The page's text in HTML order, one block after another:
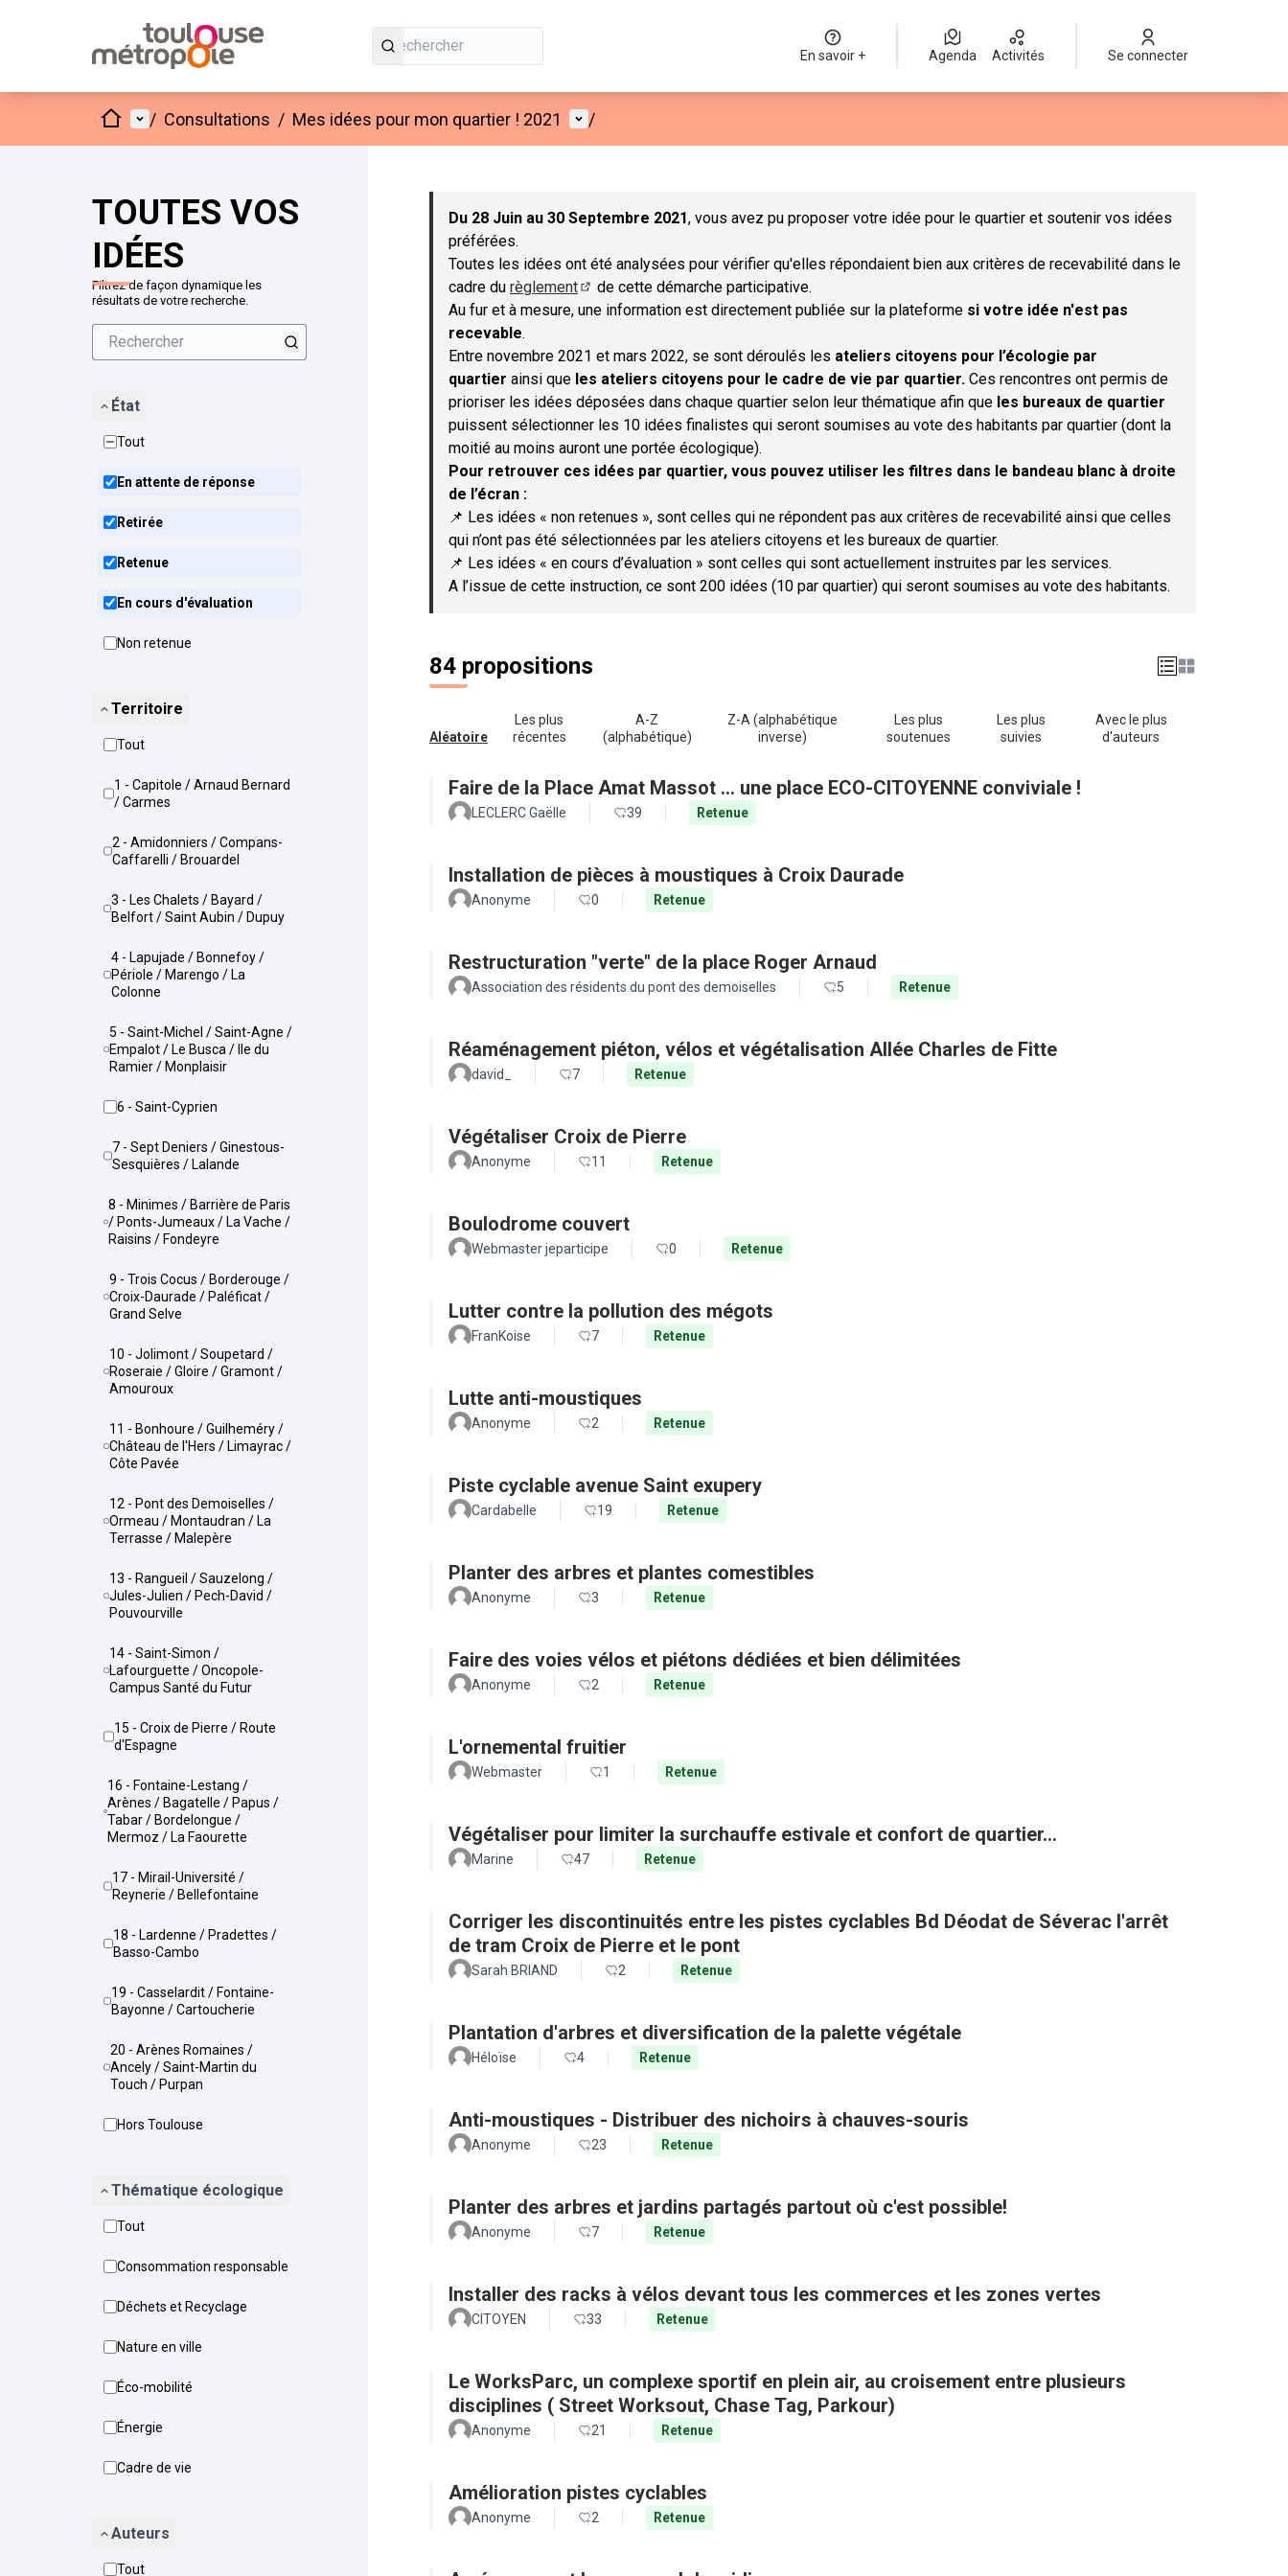
En savoir + Agenda Activités Se connecter
AccueilMenu principal
/ Consultations / Mes idées pour mon quartier ! 2021 Menu utilisateur
/
TOUTES VOS
IDÉES
Filtrez de façon dynamique les
résultats de votre recherche.
État
Tout
En attente de réponse
Retirée
Retenue
En cours d'évaluation
Non retenue
Territoire
Tout
1 - Capitole / Arnaud Bernard
/ Carmes
2 - Amidonniers / Compans-
Caffarelli / Brouardel
3 - Les Chalets / Bayard /
Belfort / Saint Aubin / Dupuy
4 - Lapujade / Bonnefoy /
Périole / Marengo / La
Colonne
5 - Saint-Michel / Saint-Agne /
Empalot / Le Busca / Ile du
Ramier / Monplaisir
6 - Saint-Cyprien
7 - Sept Deniers / Ginestous-
Sesquières / Lalande
8 - Minimes / Barrière de Paris
/ Ponts-Jumeaux / La Vache /
Raisins / Fondeyre
9 - Trois Cocus / Borderouge /
Croix-Daurade / Paléficat /
Grand Selve
10 - Jolimont / Soupetard /
Roseraie / Gloire / Gramont /
Amouroux
11 - Bonhoure / Guilheméry /
Château de l'Hers / Limayrac /
Côte Pavée
12 - Pont des Demoiselles /
Ormeau / Montaudran / La
Terrasse / Malepère
13 - Rangueil / Sauzelong /
Jules-Julien / Pech-David /
Pouvourville
14 - Saint-Simon /
Lafourguette / Oncopole-
Campus Santé du Futur
15 - Croix de Pierre / Route
d'Espagne
16 - Fontaine-Lestang /
Arènes / Bagatelle / Papus /
Tabar / Bordelongue /
Mermoz / La Faourette
17 - Mirail-Université /
Reynerie / Bellefontaine
18 - Lardenne / Pradettes /
Basso-Cambo
19 - Casselardit / Fontaine-
Bayonne / Cartoucherie
20 - Arènes Romaines /
Ancely / Saint-Martin du
Touch / Purpan
Hors Toulouse
Thématique écologique
Tout
Consommation responsable
Déchets et Recyclage
Nature en ville
Éco-mobilité
Énergie
Cadre de vie
Auteurs
Tout
Passer la carte
Du 28 Juin au 30 Septembre 2021, vous avez pu proposer votre idée pour le quartier et soutenir vos idées
préférées.
Toutes les idées ont été analysées pour vérifier qu'elles répondaient bien aux critères de recevabilité dans le
cadre du règlement
(S'ouvre dans un nouvel onglet)
de cette démarche participative.
Au fur et à mesure, une information est directement publiée sur la plateforme si votre idée n'est pas
recevable.
Entre novembre 2021 et mars 2022, se sont déroulés les ateliers citoyens pour l’écologie par
quartier ainsi que les ateliers citoyens pour le cadre de vie par quartier. Ces rencontres ont permis de
prioriser les idées déposées dans chaque quartier selon leur thématique afin que les bureaux de quartier
puissent sélectionner les 10 idées finalistes qui seront soumises au vote des habitants par quartier (dont la
moitié au moins auront une portée écologique).
Pour retrouver ces idées par quartier, vous pouvez utiliser les filtres dans le bandeau blanc à droite
de l’écran :
📌 Les idées « non retenues », sont celles qui ne répondent pas aux critères de recevabilité ainsi que celles
qui n’ont pas été sélectionnées par les ateliers citoyens et les bureaux de quartier.
📌 Les idées « en cours d’évaluation » sont celles qui sont actuellement instruites par les services.
A l’issue de cette instruction, ce sont 200 idées (10 par quartier) qui seront soumises au vote des habitants.
84 propositions
Aléatoire
Les plus
récentes
A-Z
(alphabétique)
Z-A (alphabétique
inverse)
Les plus
soutenues
Les plus
suivies
Avec le plus
d'auteurs
Faire de la Place Amat Massot ... une place ECO-CITOYENNE conviviale !
LECLERC Gaëlle 39 Retenue
Installation de pièces à moustiques à Croix Daurade
Anonyme 0 Retenue
Restructuration "verte" de la place Roger Arnaud
Association des résidents du pont des demoiselles 5 Retenue
Réaménagement piéton, vélos et végétalisation Allée Charles de Fitte
david_ 7 Retenue
Végétaliser Croix de Pierre
Anonyme 11 Retenue
Boulodrome couvert
Webmaster jeparticipe 0 Retenue
Lutter contre la pollution des mégots
FranKoise 7 Retenue
Lutte anti-moustiques
Anonyme 2 Retenue
Piste cyclable avenue Saint exupery
Cardabelle 19 Retenue
Planter des arbres et plantes comestibles
Anonyme 3 Retenue
Faire des voies vélos et piétons dédiées et bien délimitées
Anonyme 2 Retenue
L'ornemental fruitier
Webmaster 1 Retenue
Végétaliser pour limiter la surchauffe estivale et confort de quartier...
Marine 47 Retenue
Corriger les discontinuités entre les pistes cyclables Bd Déodat de Séverac l'arrêt
de tram Croix de Pierre et le pont
Sarah BRIAND 2 Retenue
Plantation d'arbres et diversification de la palette végétale
Héloïse 4 Retenue
Anti-moustiques - Distribuer des nichoirs à chauves-souris
Anonyme 23 Retenue
Planter des arbres et jardins partagés partout où c'est possible!
Anonyme 7 Retenue
Installer des racks à vélos devant tous les commerces et les zones vertes
CITOYEN 33 Retenue
Le WorksParc, un complexe sportif en plein air, au croisement entre plusieurs
disciplines ( Street Worksout, Chase Tag, Parkour)
Anonyme 21 Retenue
Amélioration pistes cyclables
Anonyme 2 Retenue